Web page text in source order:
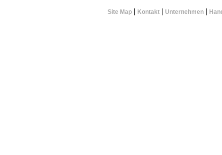
Site Map | Kontakt | Unternehmen |